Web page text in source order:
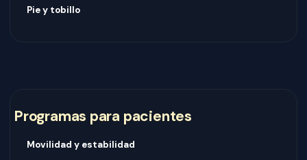
Pie y tobillo
Programas para pacientes
Movilidad y estabilidad